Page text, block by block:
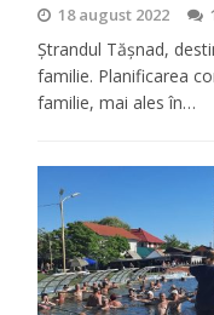
18 august 2022
Ștrandul Tășnad,
familie. Planificarea
familie, mai ales în…